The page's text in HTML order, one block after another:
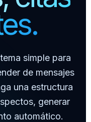
simple para
de mensajes
una estructura
generar
automático.